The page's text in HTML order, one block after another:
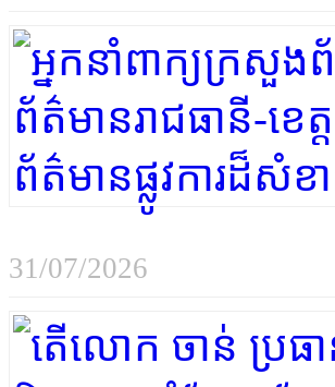
31/07/2026